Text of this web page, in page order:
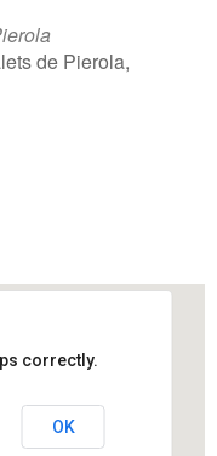
de Pierola,
de Pierola
correctly.
OK